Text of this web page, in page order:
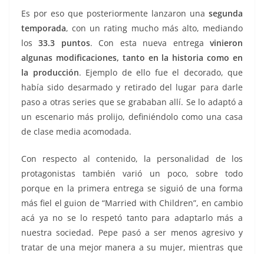
Es por eso que posteriormente lanzaron una segunda
temporada, con un rating mucho más alto, mediando
los33.3 puntos. Con esta nueva entregavinieron
algunas modificaciones, tanto en la historia como en
la producción. Ejemplo de ello fue el decorado, que
había sido desarmado y retirado del lugar para darle
paso a otras series que se grababan allí. Se lo adaptó a
un escenario más prolijo, definiéndolo como una casa
de clase media acomodada.
Con respecto al contenido, la personalidad de los
protagonistas también varió un poco, sobre todo
porque en la primera entrega se siguió de una forma
más fiel el guion de “Married with Children”, en cambio
acá ya no se lo respetó tanto para adaptarlo más a
nuestra sociedad. Pepe pasó a ser menos agresivo y
tratar de una mejor manera a su mujer, mientras que